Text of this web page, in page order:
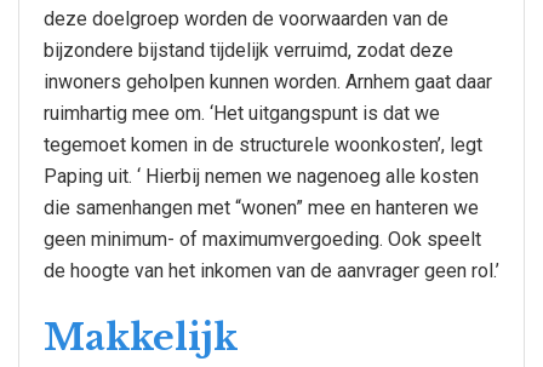
deze doelgroep worden de voorwaarden van de
bijzondere bijstand tijdelijk verruimd, zodat deze
inwoners geholpen kunnen worden. Arnhem gaat daar
ruimhartig mee om. ‘Het uitgangspunt is dat we
tegemoet komen in de structurele woonkosten’, legt
Paping uit. ‘ Hierbij nemen we nagenoeg alle kosten
die samenhangen met “wonen” mee en hanteren we
geen minimum- of maximumvergoeding. Ook speelt
de hoogte van het inkomen van de aanvrager geen rol.’
Makkelijk